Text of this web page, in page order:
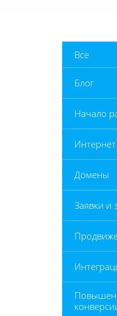
Все
Блог
Начало
Домены
Заявки и